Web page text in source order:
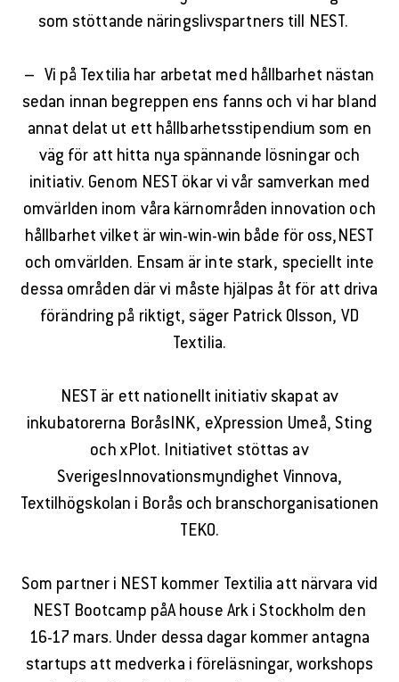
som stöttande näringslivspartners till NEST.
– Vi på Textilia har arbetat med hållbarhet nästan
sedan innan begreppen ens fanns och vi har bland
annat delat ut ett hållbarhetsstipendium som en
väg för att hitta nya spännande lösningar och
initiativ. Genom NEST ökar vi vår samverkan med
omvärlden inom våra kärnområden innovation och
hållbarhet vilket är win-win-win både för oss,NEST
och omvärlden. Ensam är inte stark, speciellt inte
dessa områden där vi måste hjälpas åt för att driva
förändring på riktigt, säger Patrick Olsson, VD
Textilia.
NEST är ett nationellt initiativ skapat av
inkubatorerna BoråsINK, eXpression Umeå, Sting
och xPlot. Initiativet stöttas av
SverigesInnovationsmyndighet Vinnova,
Textilhögskolan i Borås och branschorganisationen
TEKO.
Som partner i NEST kommer Textilia att närvara vid
NEST Bootcamp påA house Ark i Stockholm den
16-17 mars. Under dessa dagar kommer antagna
startups att medverka i föreläsningar, workshops